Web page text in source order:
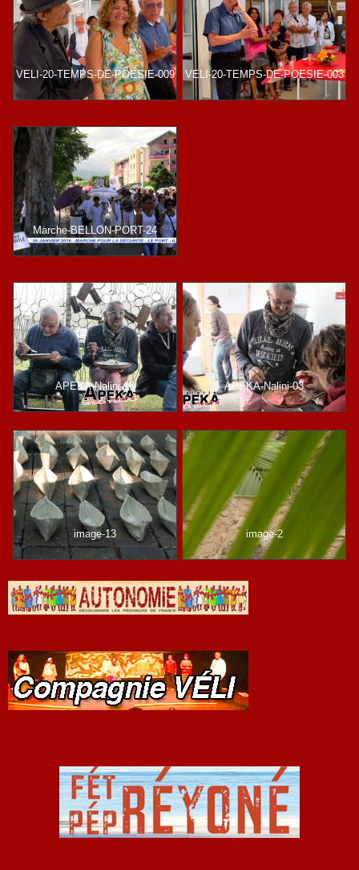
VELI-20-TEMPS-DE-POESIE-009 VELI-20-TEMPS-DE-POESIE-003
Marche-BELLON-PORT-24
APEKA-Nalini-16 APEKA-Nalini-03
image-13 image-2